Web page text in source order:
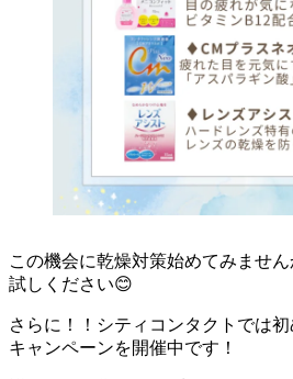
この機会に乾燥対策始めてみませ
試しください😊
さらに！！シティコンタクトでは
キャンペーンを開催中です！